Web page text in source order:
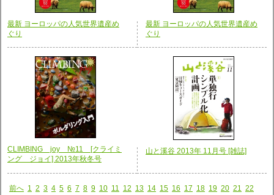
最新 ヨーロッパの人気世界遺産め
ぐり
最新 ヨーロッパの人気世界遺産め
ぐり
CLIMBING joy №11 [クライミ
ング ジョイ] 2013年秋冬号
山と溪谷 2013年 11月号 [雑誌]
前へ 1 2 3 4 5 6 7 8 9 10 11 12 13 14 15 16 17 18 19 20 21
22